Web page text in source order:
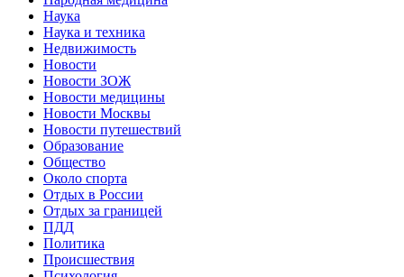
Наука
Наука и техника
Недвижимость
Новости
Новости ЗОЖ
Новости медицины
Новости Москвы
Новости путешествий
Образование
Общество
Около спорта
Отдых в России
Отдых за границей
ПДД
Политика
Происшествия